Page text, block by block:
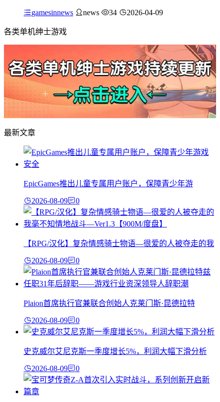
gamesinnews news 34 2026-04-09
各类单机绅士游戏
最新文章
EpicGames推出儿童专属用户账户，保障青少年游
2026-08-09 0
【RPG/汉化】复杂情感骑士物语―很爱的人被夺走的我
2026-08-09 0
Plaion首席执行官兼联合创始人克莱门斯·昆德拉特
2026-08-09 0
史克威尔艾尼克斯一季度增长5%，利润大幅下滑分析
2026-08-09 0